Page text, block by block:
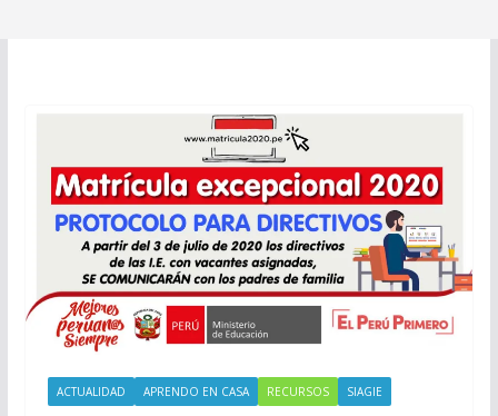
ACTUALIDAD APRENDO EN CASA RECURSOS SIAGIE